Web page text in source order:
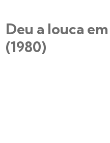
Deu a louca
(1980)